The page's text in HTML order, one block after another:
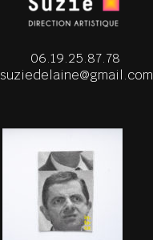
06.19.25.87.78
suziedelaine@gmail.com